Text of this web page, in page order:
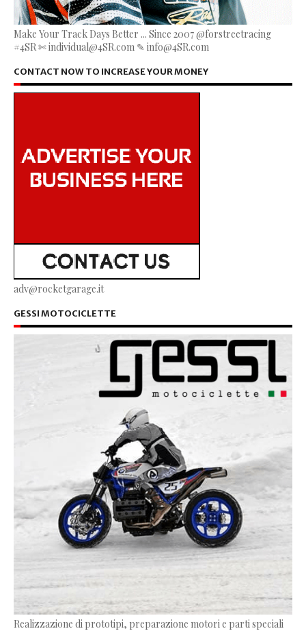
Make Your Track Days Better ... Since 2007 @forstreetracing
#4SR ✄ individual@4SR.com ✎ info@4SR.com
CONTACT NOW TO INCREASE YOUR MONEY
adv@rocketgarage.it
GESSI MOTOCICLETTE
Realizzazione di prototipi, preparazione motori e parti speciali